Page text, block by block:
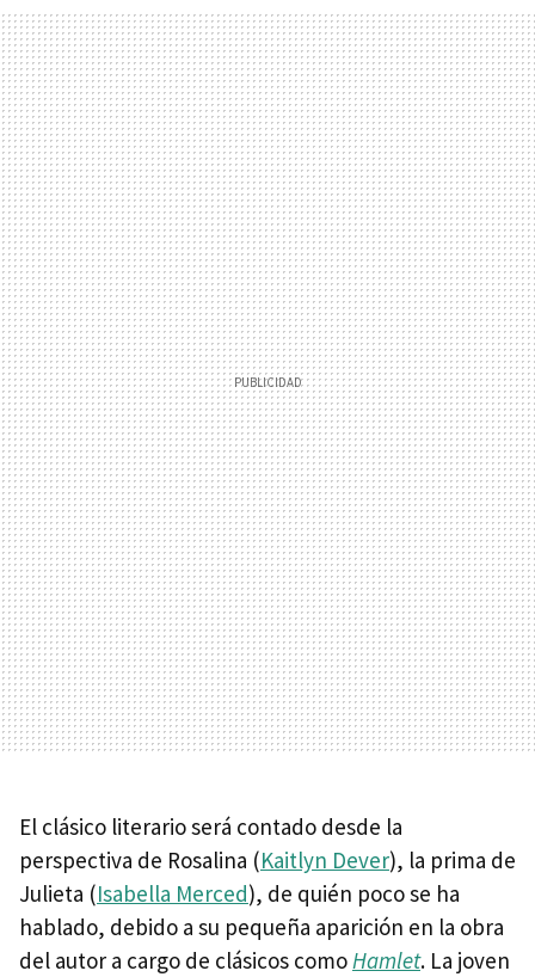
El clásico literario será contado desde la
perspectiva de Rosalina (Kaitlyn Dever), la prima de
Julieta (Isabella Merced), de quién poco se ha
hablado, debido a su pequeña aparición en la obra
del autor a cargo de clásicos comoHamlet. La joven